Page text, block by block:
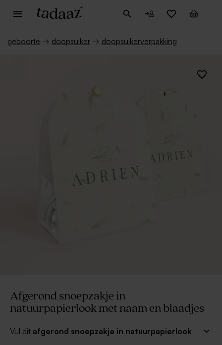
geboorte → doopsuiker → doopsuikerverpakking
Afgerond snoepzakje in
natuurpapierlook met naam en blaadjes
Vul dit afgerond snoepzakje in natuurpapierlook